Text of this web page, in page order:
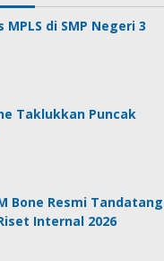
di SMP Negeri 3
Taklukkan Puncak
Bone Resmi
Internal 2026